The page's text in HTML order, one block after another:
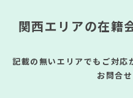
関西エリアの在籍
記載の無いエリアでもご対応
お問合